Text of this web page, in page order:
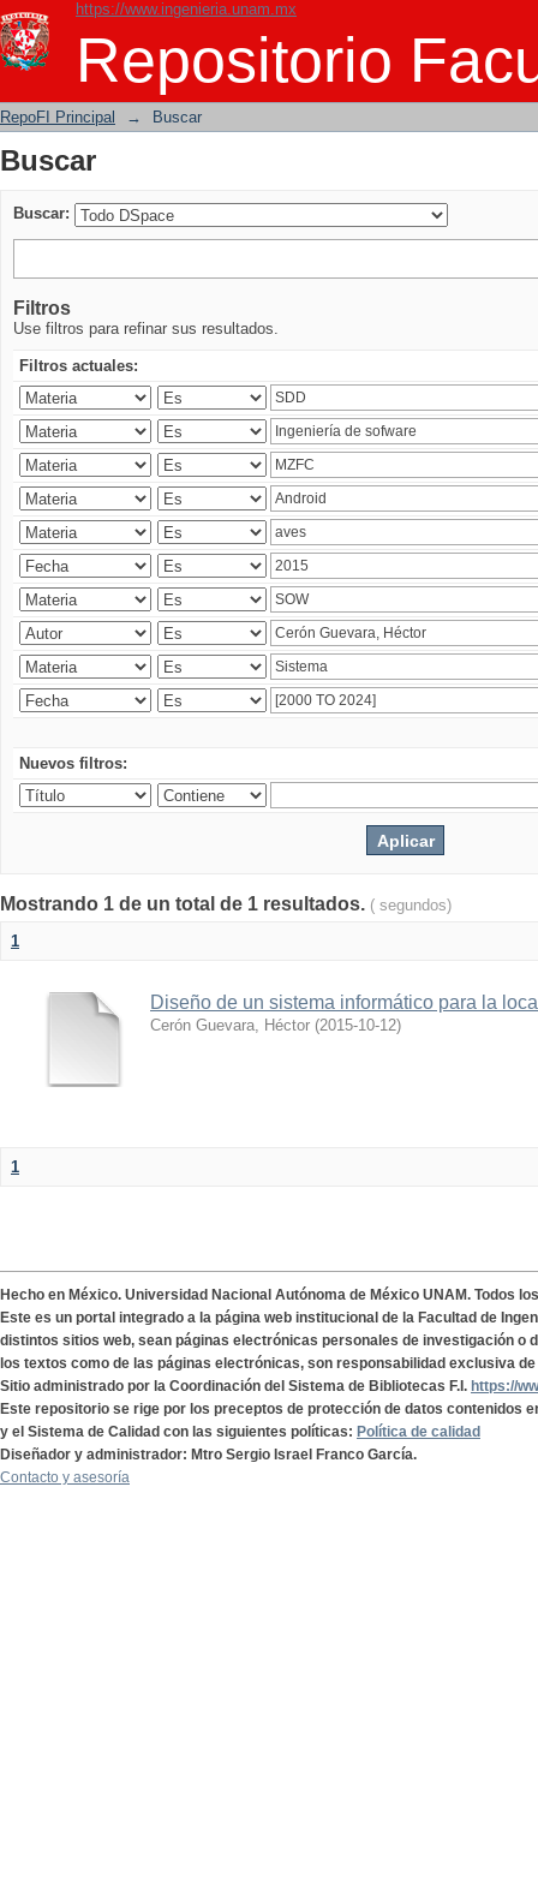
https://www.ingenieria.unam.mx
Repositorio
Buscar
RepoFI Principal → Buscar
Buscar
Buscar:
Filtros
Use filtros para refinar sus resultados.
Filtros actuales:
Nuevos filtros:
Mostrando 1 de un total de 1 resultados. ( segundos)
1
Diseño de un sistema informático para la
Cerón Guevara, Héctor (2015-10-12)
1
Hecho en México. Universidad Nacional Autónoma de México UNAM. Todos
Este es un portal integrado a la página web institucional de la Facultad de
distintos sitios web, sean páginas electrónicas personales de investigación o
los textos como de las páginas electrónicas, son responsabilidad exclusiva
Sitio administrado por la Coordinación del Sistema de Bibliotecas F.I. https://
Este repositorio se rige por los preceptos de protección de datos contenidos
y el Sistema de Calidad con las siguientes políticas: Política de calidad
Diseñador y administrador: Mtro Sergio Israel Franco García.
Contacto y asesoría